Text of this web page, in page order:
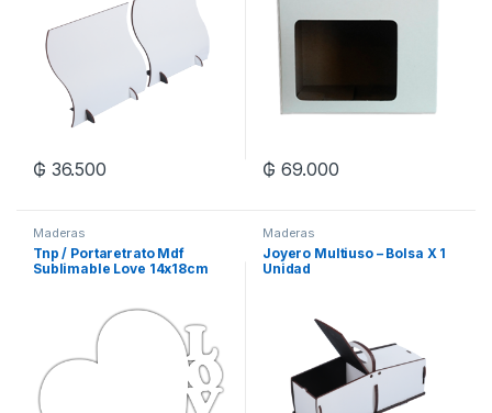
₲ 36.500 ₲ 69.000
Maderas
Tnp / Portaretrato Mdf
Sublimable Love 14x18cm
Maderas
Joyero Multiuso – Bolsa X 1
Unidad